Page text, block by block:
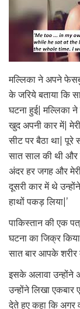
मल्लिका ने अपने
के जरिये बताया कि
घटना हुई| मल्लिका
खुद अपनी कार में|
सीट पर बैठा था| पूरे
सात साल की थी और
अंदर हर जगह और
दूसरी कार में थे
हाथों पकड़ लिया|’
पाकिस्तान की एक
घटना का जिक्र
सात बार आपके शरीर
इसके अलावा उन्होंने
उन्होंने लिखा
देते हुए कहा कि अगर